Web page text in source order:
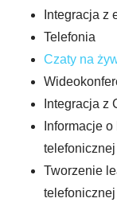
Integracja z
Telefonia
Czaty na
Integracja z
Informacje
telefonicznej
Tworzenie
telefonicznej